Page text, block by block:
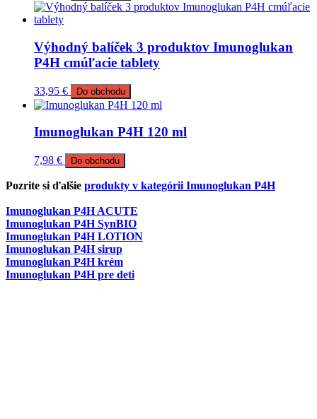
Výhodný balíček 3 produktov Imunoglukan
P4H cmúľacie tablety
33,95 € Do obchodu
Imunoglukan P4H 120 ml
7,98 € Do obchodu
Pozrite si ďalšie produkty v kategórii Imunoglukan P4H
Imunoglukan P4H ACUTE
Imunoglukan P4H SynBIO
Imunoglukan P4H LOTION
Imunoglukan P4H sirup
Imunoglukan P4H krém
Imunoglukan P4H pre deti